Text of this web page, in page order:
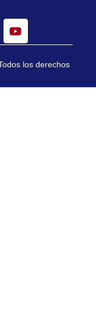
los derechos